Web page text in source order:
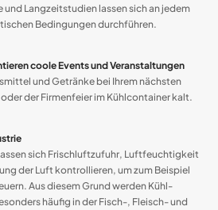
Lang­zeit­studien lassen sich an jedem
Bedingungen durch­führen.
coole Events und Ver­anstaltungen
und Getränke bei Ihrem nächsten
der Firmen­feier im Kühl­container kalt.
sich Frisch­luft­zufuhr, Luft­feuchtig­keit
der Luft kontrollieren, um zum Bei­spiel
Aus diesem Grund werden Kühl­
häufig in der Fisch-, Fleisch- und